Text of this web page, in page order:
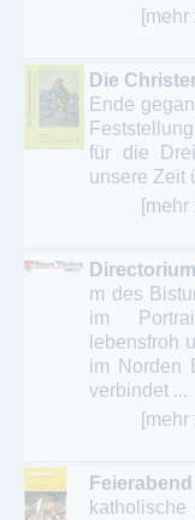
Die
Ende
für die
unsere Zeit
m des
im
lebensfroh
im Norden
verbindet ...
Feierabend